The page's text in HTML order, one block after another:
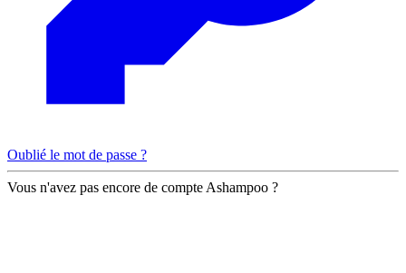
Oublié le mot de passe ?
Vous n'avez pas encore de compte Ashampoo ?